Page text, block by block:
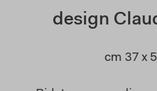
design
cm 37 x